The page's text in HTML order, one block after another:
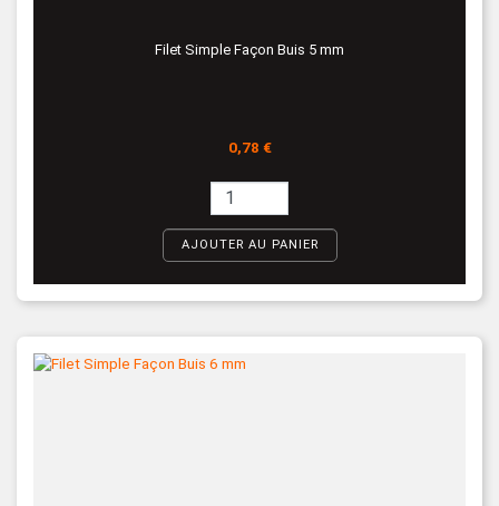
Filet Simple Façon Buis 5 mm
Prix
0,78 €
AJOUTER AU PANIER